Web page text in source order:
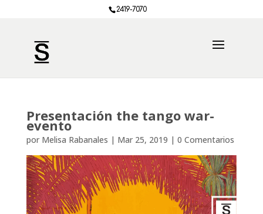
2419-7070
Presentación the tango war-
evento
por Melisa Rabanales | Mar 25, 2019 | 0 Comentarios